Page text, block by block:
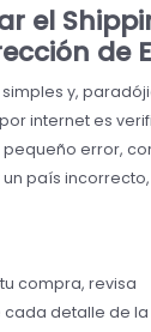
el
de
y,
internet es
error,
país
compra, revisa
detalle de la